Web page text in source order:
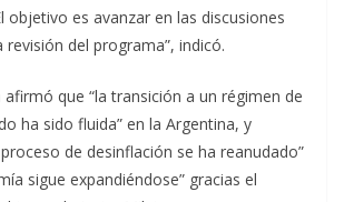
objetivo es avanzar en las discusiones
revisión del programa”, indicó.
que “la transición a un régimen de
ha sido fluida” en la Argentina, y
de desinflación se ha reanudado”
sigue expandiéndose” gracias el